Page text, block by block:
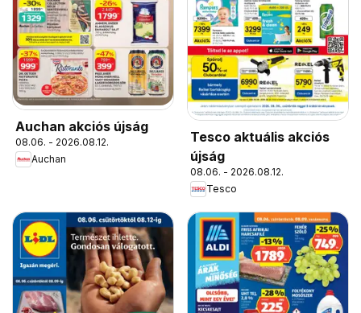
Auchan akciós újság
08.06. - 2026.08.12.
Auchan
Tesco aktuális akciós
újság
08.06. - 2026.08.12.
Tesco